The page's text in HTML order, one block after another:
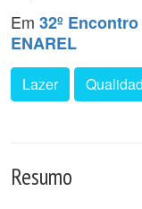
Em 32º
ENAREL
Lazer
Resumo